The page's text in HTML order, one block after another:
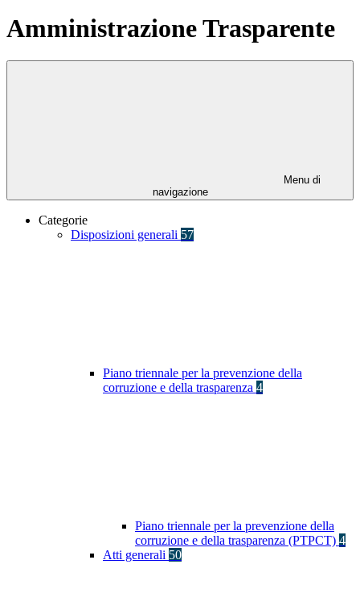
Amministrazione Trasparente
Menu di
navigazione
Categorie
Disposizioni generali 57
Piano triennale per la prevenzione della
corruzione e della trasparenza 4
Piano triennale per la prevenzione della
corruzione e della trasparenza (PTPCT) 4
Atti generali 50